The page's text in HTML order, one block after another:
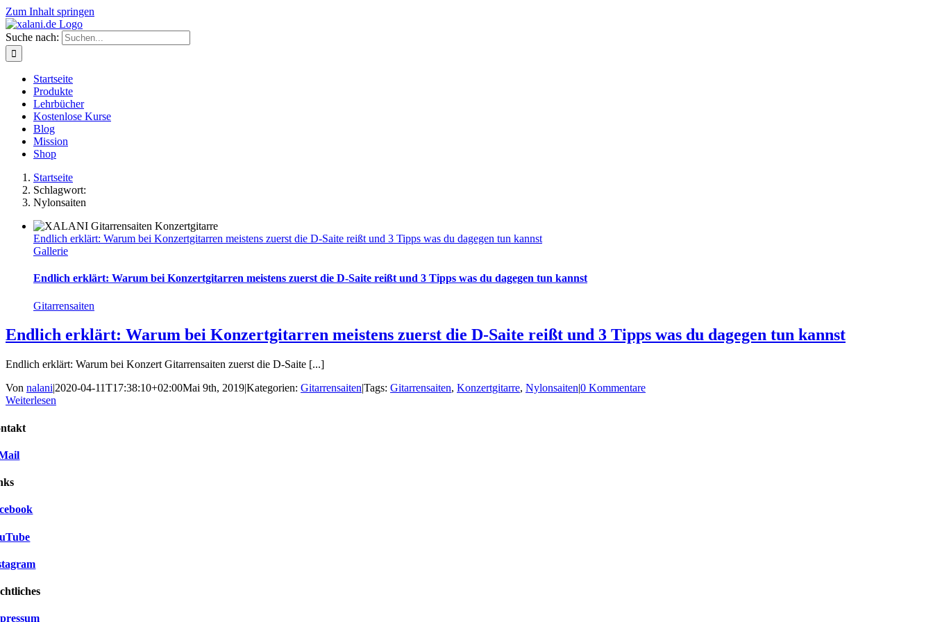
Zum Inhalt springen
Suche nach:
Startseite
Produkte
Lehrbücher
Kostenlose Kurse
Blog
Mission
Shop
Startseite
Schlagwort:
Nylonsaiten
Endlich erklärt: Warum bei Konzertgitarren meistens zuerst die D-Saite reißt und 3 Tipps was du dagegen tun kannst
Gallerie
Endlich erklärt: Warum bei Konzertgitarren meistens zuerst die D-Saite reißt und 3 Tipps was du dagegen tun kannst
Gitarrensaiten
Endlich erklärt: Warum bei Konzertgitarren meistens zuerst die D-Saite reißt und 3 Tipps was du dagegen tun kannst
Endlich erklärt: Warum bei Konzert Gitarrensaiten zuerst die D-Saite [...]
Von nalani|2020-04-11T17:38:10+02:00Mai 9th, 2019|Kategorien: Gitarrensaiten|Tags: Gitarrensaiten, Konzertgitarre, Nylonsaiten|0 Kommentare
Weiterlesen